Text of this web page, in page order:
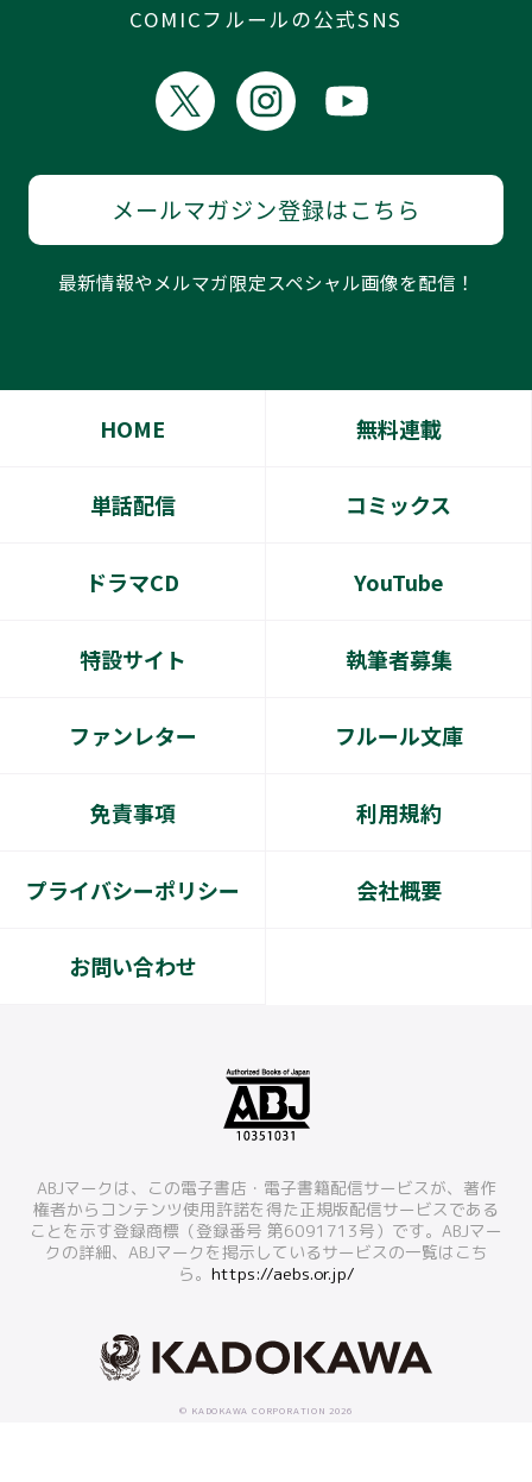
COMICフルールの公式SNS
メールマガジン登録はこちら
最新情報やメルマガ限定スペシャル画像を配信！
HOME 無料連載
単話配信 コミックス
ドラマCD YouTube
特設サイト 執筆者募集
ファンレター フルール文庫
免責事項 利用規約
プライバシーポリシー 会社概要
お問い合わせ
ABJマークは、この電子書店・電子書籍配信サービスが、著作
権者からコンテンツ使用許諾を得た正規版配信サービスである
ことを示す登録商標（登録番号 第6091713号）です。ABJマー
クの詳細、ABJマークを掲示しているサービスの一覧はこち
ら。 https://aebs.or.jp/
© KADOKAWA CORPORATION 2026